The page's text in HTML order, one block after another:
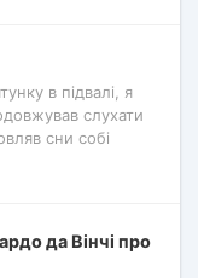
в підвалі, я
слухати
сни собі
да Вінчі про